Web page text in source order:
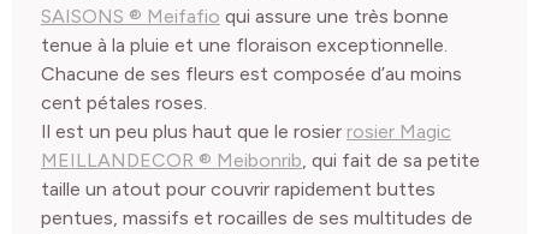
SAISONS ® Meifafio qui assure une très bonne
tenue à la pluie et une floraison exceptionnelle.
Chacune de ses fleurs est composée d’au moins
cent pétales roses.
Il est un peu plus haut que le rosier rosier Magic
MEILLANDECOR ® Meibonrib, qui fait de sa petite
taille un atout pour couvrir rapidement buttes
pentues, massifs et rocailles de ses multitudes de